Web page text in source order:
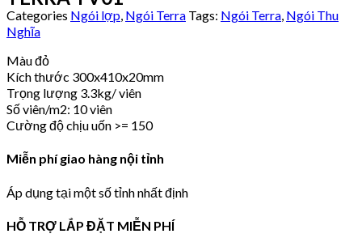
Categories Ngói lợp, Ngói Terra Tags: Ngói Terra, Ngói Thu
Nghĩa
Màu đỏ
Kích thước 300x410x20mm
Trọng lượng 3.3kg/ viên
Số viên/m2: 10 viên
Cường độ chịu uốn >= 150
Miễn phí giao hàng nội tỉnh
Áp dụng tại một số tỉnh nhất định
HỖ TRỢ LẮP ĐẶT MIỄN PHÍ